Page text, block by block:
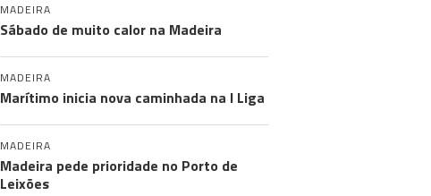
MADEIRA
Sábado de muito calor na Madeira
MADEIRA
Marítimo inicia nova caminhada na I Liga
MADEIRA
Madeira pede prioridade no Porto de
Leixões